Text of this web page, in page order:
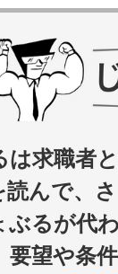
は求職者
読んで、
ぶるが代
要望や条